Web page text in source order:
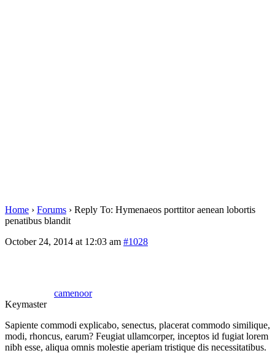
Home › Forums › Reply To: Hymenaeos porttitor aenean lobortis
penatibus blandit
October 24, 2014 at 12:03 am #1028
camenoor
Keymaster
Sapiente commodi explicabo, senectus, placerat commodo similique,
modi, rhoncus, earum? Feugiat ullamcorper, inceptos id fugiat lorem
nibh esse, aliqua omnis molestie aperiam tristique dis necessitatibus.